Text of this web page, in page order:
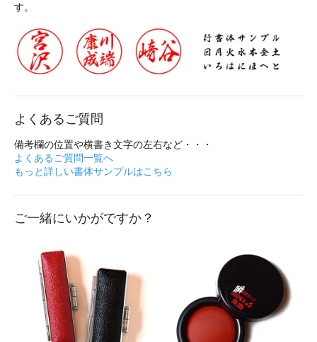
す。
よくあるご質問
備考欄の位置や横書き文字の左右など・・・
よくあるご質問一覧へ
もっと詳しい書体サンプルはこちら
ご一緒にいかがですか？